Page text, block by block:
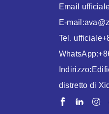
Email
E-mail:
Tel. ufficiale
WhatsApp:
Indirizzo:
distretto di